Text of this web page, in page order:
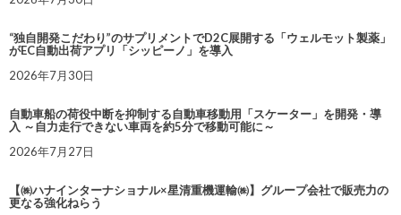
“独自開発こだわり”のサプリメントでD2C展開する「ウェルモット製薬」
がEC自動出荷アプリ「シッピーノ」を導入
2026年7月30日
自動車船の荷役中断を抑制する自動車移動用「スケーター」を開発・導
入 ～自力走行できない車両を約5分で移動可能に～
2026年7月27日
【㈱ハナインターナショナル×星清重機運輸㈱】グループ会社で販売力の
更なる強化ねらう